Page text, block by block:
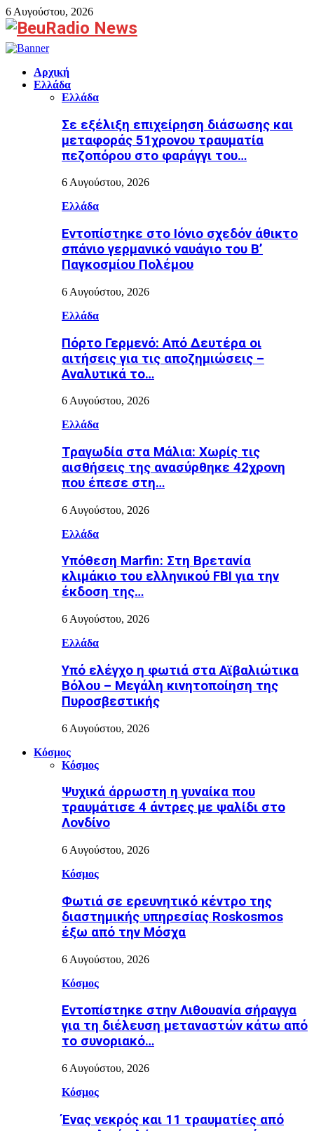
6 Αυγούστου, 2026
Facebook
Αρχική
Ελλάδα
Ελλάδα
Σε εξέλιξη επιχείρηση διάσωσης και
μεταφοράς 51χρονου τραυματία
πεζοπόρου στο φαράγγι του…
6 Αυγούστου, 2026
Ελλάδα
Εντοπίστηκε στο Ιόνιο σχεδόν άθικτο
σπάνιο γερμανικό ναυάγιο του Β’
Παγκοσμίου Πολέμου
6 Αυγούστου, 2026
Ελλάδα
Πόρτο Γερμενό: Από Δευτέρα οι
αιτήσεις για τις αποζημιώσεις –
Αναλυτικά το…
6 Αυγούστου, 2026
Ελλάδα
Τραγωδία στα Μάλια: Χωρίς τις
αισθήσεις της ανασύρθηκε 42χρονη
που έπεσε στη…
6 Αυγούστου, 2026
Ελλάδα
Υπόθεση Marfin: Στη Βρετανία
κλιμάκιο του ελληνικού FBI για την
έκδοση της…
6 Αυγούστου, 2026
Ελλάδα
Υπό ελέγχο η φωτιά στα Αϊβαλιώτικα
Βόλου – Μεγάλη κινητοποίηση της
Πυροσβεστικής
6 Αυγούστου, 2026
Κόσμος
Κόσμος
Ψυχικά άρρωστη η γυναίκα που
τραυμάτισε 4 άντρες με ψαλίδι στο
Λονδίνο
6 Αυγούστου, 2026
Κόσμος
Φωτιά σε ερευνητικό κέντρο της
διαστημικής υπηρεσίας Roskosmos
έξω από την Μόσχα
6 Αυγούστου, 2026
Κόσμος
Εντοπίστηκε στην Λιθουανία σήραγγα
για τη διέλευση μεταναστών κάτω από
το συνοριακό…
6 Αυγούστου, 2026
Κόσμος
Ένας νεκρός και 11 τραυματίες από